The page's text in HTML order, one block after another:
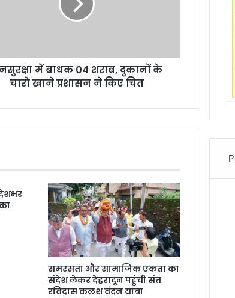
में बाधक 04 शराब, दुकानों के
चारो खाने प्रशासन ने किए चित
समरसता और सामाजिक एकता का
संदेश लेकर देहरादून पहुंची संत
रविदास कलश वंदन यात्रा